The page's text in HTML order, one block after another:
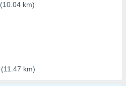
(10.04 km)
(11.47 km)